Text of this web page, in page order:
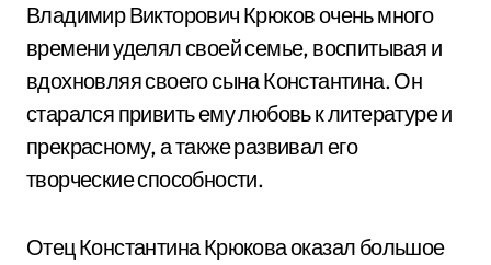
Владимир Викторович Крюков очень много
времени уделял своей семье, воспитывая и
вдохновляя своего сына Константина. Он
старался привить ему любовь к литературе и
прекрасному, а также развивал его
творческие способности.
Отец Константина Крюкова оказал большое